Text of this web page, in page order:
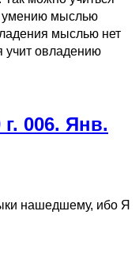
умению мыслью
мыслью нет
учит овладению
006. Янв.
нашедшему, ибо Я